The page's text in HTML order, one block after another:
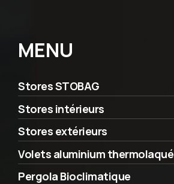
MENU
Stores STOBAG
Stores intérieurs
Stores extérieurs
Volets aluminium thermolaqué
Pergola Bioclimatique